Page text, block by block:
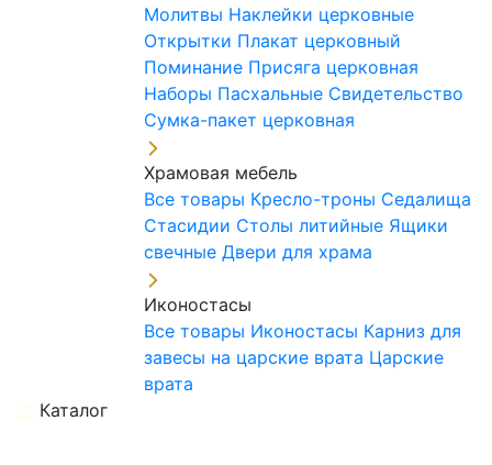
Молитвы Наклейки церковные
Открытки Плакат церковный
Поминание Присяга церковная
Наборы Пасхальные Свидетельство
Сумка-пакет церковная
Храмовая мебель
Все товары Кресло-троны Седалища
Стасидии Столы литийные Ящики
свечные Двери для храма
Иконостасы
Все товары Иконостасы Карниз для
завесы на царские врата Царские
врата
Каталог